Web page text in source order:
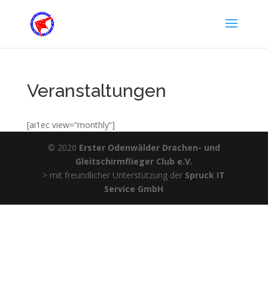
Veranstaltungen
[ai1ec view=“monthly“]
© 2020 Erster Odenwälder Drachen- und
Gleitschirmflieger Club e.V.
> mit freundlicher Unterstützung der Spruck IT
Service GmbH